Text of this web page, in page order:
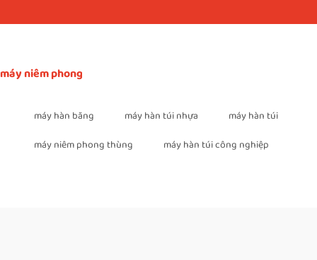
máy niêm phong
máy hàn băng máy hàn túi nhựa
máy hàn túi
máy niêm phong thùng
máy hàn túi công nghiệp